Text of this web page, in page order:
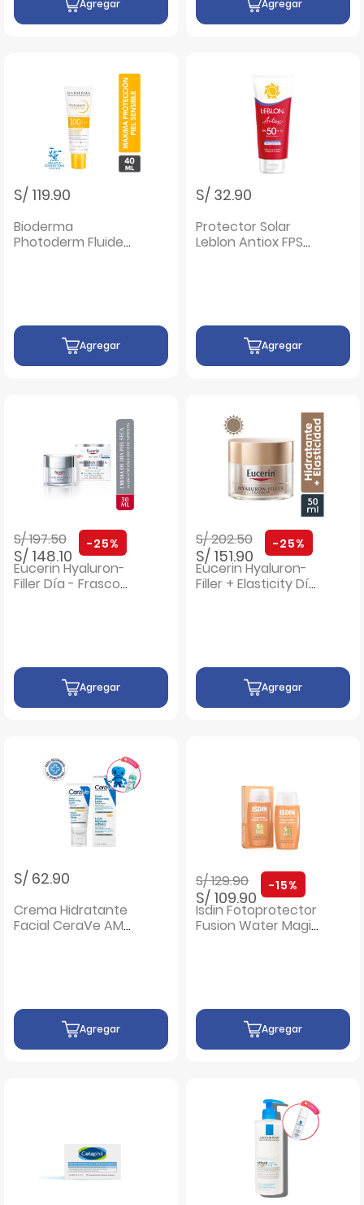
Agregar Agregar
S/ 119.90
Bioderma
Photoderm Fluide
Agregar
S/ 32.90
Protector Solar
Leblon Antiox FPS
Agregar
Precio rebajado de
S/ 197.50a
S/ 148.10
-25%
Eucerin Hyaluron-
Filler Día - Frasco
Agregar
Precio rebajado de
S/ 202.50a
S/ 151.90
-25%
Eucerin Hyaluron-
Filler + Elasticity Día
Agregar
S/ 62.90
Crema Hidratante
Facial CeraVe AM
Agregar
Precio rebajado de
S/ 129.90a
S/ 109.90
-15%
Isdin Fotoprotector
Fusion Water Magic
Agregar